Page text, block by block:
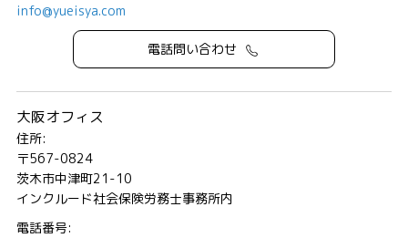
info@yueisya.com
電話問い合わせ
大阪オフィス
住所:
〒567-0824
茨木市中津町21-10
インクルード社会保険労務士事務所内
電話番号: